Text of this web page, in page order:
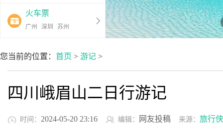
火车票
广州 深圳 苏州
您当前的位置： 首页 > 游记 >
四川峨眉山二日行游记
时间： 2024-05-20 23:16 编辑： 网友投稿 来源： 旅行侠